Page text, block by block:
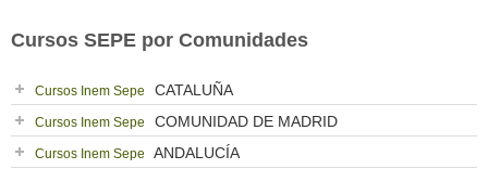
Cursos SEPE por Comunidades
Cursos Inem Sepe CATALUÑA
Cursos Inem Sepe COMUNIDAD DE MADRID
Cursos Inem Sepe ANDALUCÍA